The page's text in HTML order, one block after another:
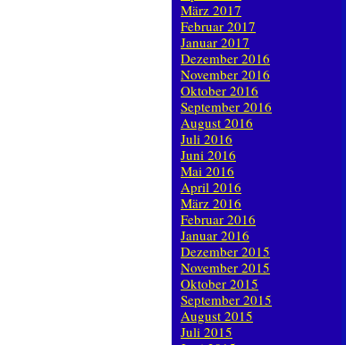
März 2017
Februar 2017
Januar 2017
Dezember 2016
November 2016
Oktober 2016
September 2016
August 2016
Juli 2016
Juni 2016
Mai 2016
April 2016
März 2016
Februar 2016
Januar 2016
Dezember 2015
November 2015
Oktober 2015
September 2015
August 2015
Juli 2015